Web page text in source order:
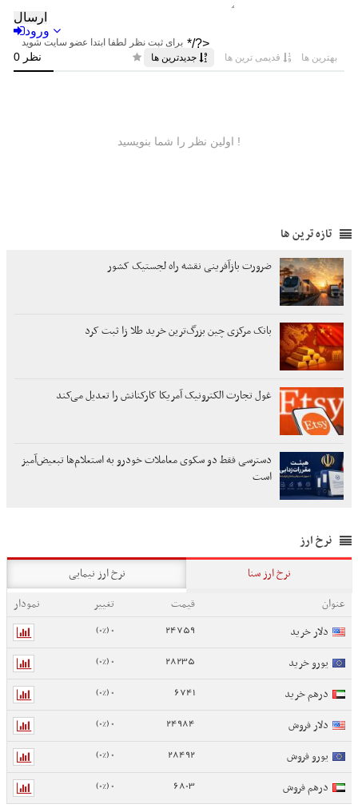
تازه ترین ها
ضرورت بازآفرینی نقشه راه لجستیک کشور
بانک مرکزی چین بزرگ‌ترین خرید طلا زا ثبت کرد
غول تجارت الکترونیک آمریکا کارکنانش را تعدیل می‌کند
دسترسی فقط دو سکوی معاملات خودرو به استعلام‌ها تبعیض‌آمیز
است
نرخ ارز
نرخ ارز سنا
نرخ ارز نیمایی
عنوان
قیمت تغییر
نمودار
دلار خرید
24759
0 (0%)
یورو خرید 28235
0 (0%)
درهم خرید 6741
0 (0%)
دلار فروش 24984
0 (0%)
یورو فروش 28492
0 (0%)
درهم فروش 6803
0 (0%)